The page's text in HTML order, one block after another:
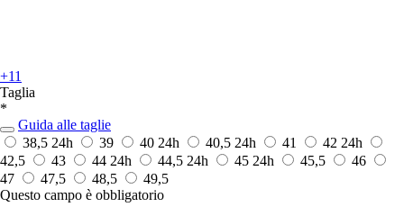
+11
Taglia
*
Guida alle taglie
38,5 24h 39 40 24h 40,5 24h 41 42 24h
42,5
43 44 24h 44,5 24h 45 24h 45,5
46
47
47,5 48,5
49,5
Questo campo è obbligatorio